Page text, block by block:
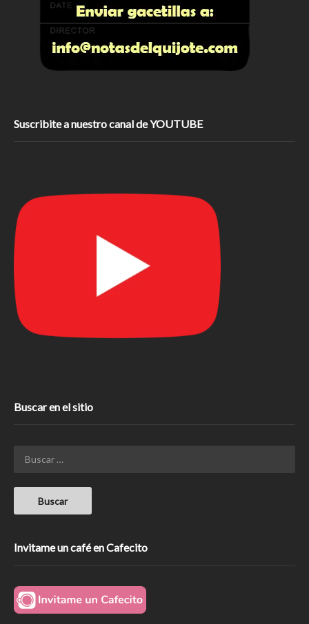
Suscribite a nuestro canal de YOUTUBE
Buscar en el sitio
Invitame un café en Cafecito